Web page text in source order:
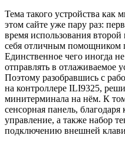
Тема такого устройства как
этом сайте уже пару раз:
время использования второй
себя отличным помощником
Единственное чего иногда
отправлять в отлаживаемое
Поэтому разобравшись с
на контроллере ILI9325,
минитерминала на нём. К
сенсорная панель,
управление, а также набор
подключению внешней